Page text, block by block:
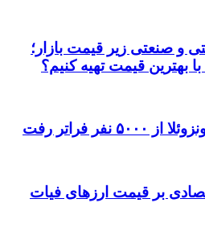
تجهیزات جوشکاری، کیفیت
صعود نکردن تیم ملی شد/
عوض کند